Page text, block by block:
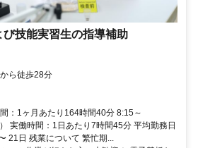
技能実習生の指導補助
ら徒歩28分
：1ヶ月あたり164時間40分 8:15～
実働時間：1日あたり7時間45分 平均勤務日
21日 残業について 繁忙期...